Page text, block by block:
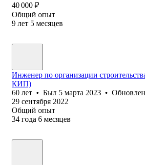
40 000 ₽
Общий опыт
9 лет 5 месяцев
Инженер по организации
КИП)
60 лет • Был 5 марта 2023 •
29 сентября 2022
Общий опыт
34 года 6 месяцев